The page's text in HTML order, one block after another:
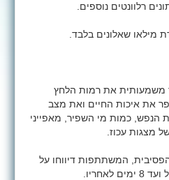
רלוונטים נוספים.
מילאו שאלונים בלבד.
משמעותית את רמות הלחץ
את איכות החיים ואת מצב
הנפש, כמות מי השפיר, מאפייני
מצגות עכוז.
המשתתפות דיווחו על